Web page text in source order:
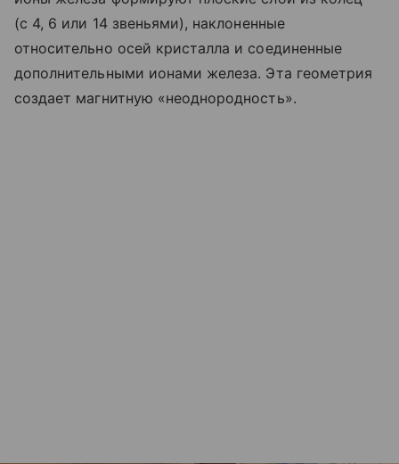
(с 4, 6 или 14 звеньями), наклоненные
относительно осей кристалла и соединенные
дополнительными ионами железа. Эта геометрия
создает магнитную «неоднородность».